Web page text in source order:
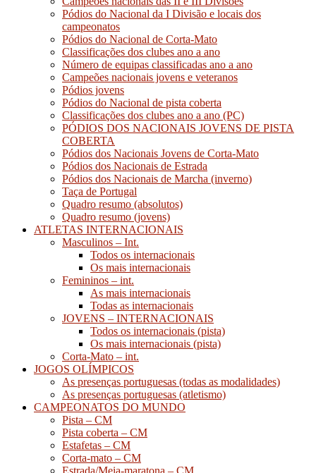
Pódios do Nacional da I Divisão e locais dos
campeonatos
Pódios do Nacional de Corta-Mato
Classificações dos clubes ano a ano
Número de equipas classificadas ano a ano
Campeões nacionais jovens e veteranos
Pódios jovens
Pódios do Nacional de pista coberta
Classificações dos clubes ano a ano (PC)
PÓDIOS DOS NACIONAIS JOVENS DE PISTA
COBERTA
Pódios dos Nacionais Jovens de Corta-Mato
Pódios dos Nacionais de Estrada
Pódios dos Nacionais de Marcha (inverno)
Taça de Portugal
Quadro resumo (absolutos)
Quadro resumo (jovens)
ATLETAS INTERNACIONAIS
Masculinos – Int.
Todos os internacionais
Os mais internacionais
Femininos – int.
As mais internacionais
Todas as internacionais
JOVENS – INTERNACIONAIS
Todos os internacionais (pista)
Os mais internacionais (pista)
Corta-Mato – int.
JOGOS OLÍMPICOS
As presenças portuguesas (todas as modalidades)
As presenças portuguesas (atletismo)
CAMPEONATOS DO MUNDO
Pista – CM
Pista coberta – CM
Estafetas – CM
Corta-mato – CM
Estrada/Meia-maratona – CM